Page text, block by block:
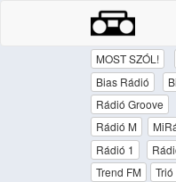
MOST SZÓL!
Bias Rádió
Rádió Groove
Rádió M
Rádió 1
Trend FM